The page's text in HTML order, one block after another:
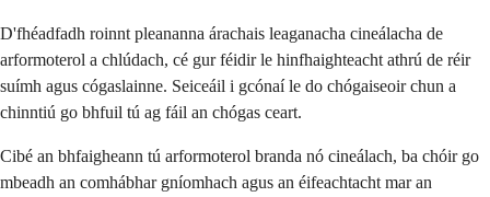
D'fhéadfadh roinnt pleananna árachais leaganacha cineálacha de
arformoterol a chlúdach, cé gur féidir le hinfhaighteacht athrú de réir
suímh agus cógaslainne. Seiceáil i gcónaí le do chógaiseoir chun a
chinntiú go bhfuil tú ag fáil an chógas ceart.
Cibé an bhfaigheann tú arformoterol branda nó cineálach, ba chóir go
mbeadh an comhábhar gníomhach agus an éifeachtacht mar an